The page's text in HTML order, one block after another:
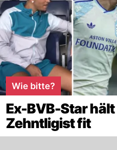
Wie bitte?
Ex-BVB-Star
Zehntligist fit